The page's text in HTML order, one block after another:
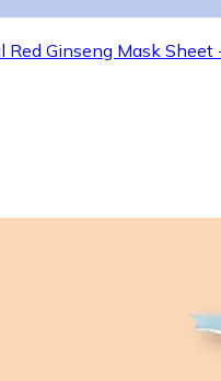
Red Ginseng Mask Sheet